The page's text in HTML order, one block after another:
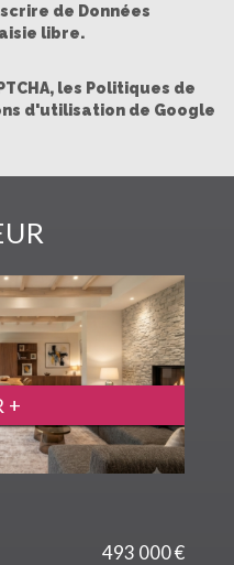
de Données
libre.
les Politiques de
d'utilisation de Google
+
208 500 €